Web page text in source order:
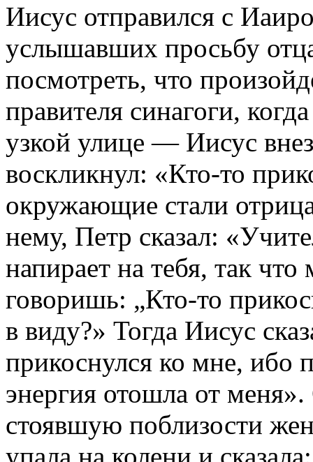
Иисус отправился с
услышавших просьбу
посмотреть, что
правителя синагоги,
узкой улице — Иисус
воскликнул: «Кто-то
окружающие стали
нему, Петр сказал:
напирает на тебя, так
говоришь: „Кто-то
в виду?» Тогда Иисус
прикоснулся ко мне, ибо
энергия отошла от
стоявшую поблизости
упала на колени и